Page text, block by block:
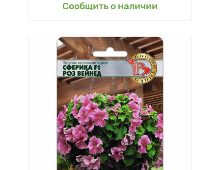
Сообщить о наличии